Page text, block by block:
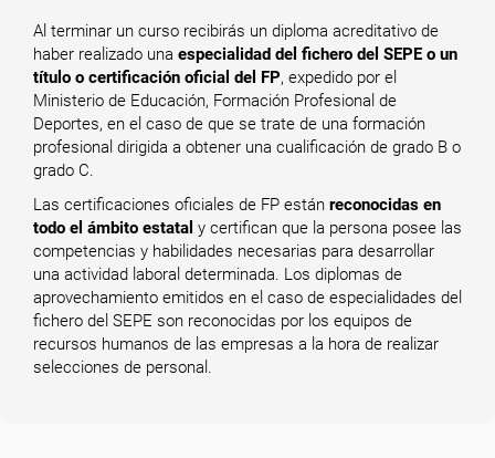
Al terminar un curso recibirás un diploma acreditativo de
haber realizado una especialidad del fichero del SEPE o un
título o certificación oficial del FP, expedido por el
Ministerio de Educación, Formación Profesional de
Deportes, en el caso de que se trate de una formación
profesional dirigida a obtener una cualificación de grado B o
grado C.
Las certificaciones oficiales de FP están reconocidas en
todo el ámbito estatal y certifican que la persona posee las
competencias y habilidades necesarias para desarrollar
una actividad laboral determinada. Los diplomas de
aprovechamiento emitidos en el caso de especialidades del
fichero del SEPE son reconocidas por los equipos de
recursos humanos de las empresas a la hora de realizar
selecciones de personal.